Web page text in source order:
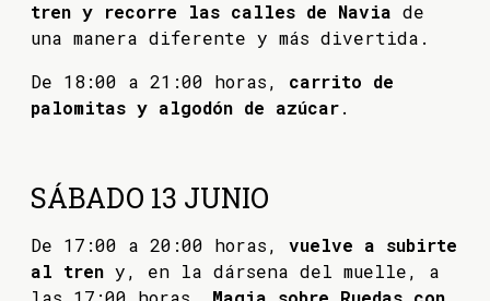
tren y recorre las calles de Navia de
una manera diferente y más divertida.
De 18:00 a 21:00 horas, carrito de
palomitas y algodón de azúcar.
SÁBADO 13 JUNIO
De 17:00 a 20:00 horas, vuelve a subirte
al tren y, en la dársena del muelle, a